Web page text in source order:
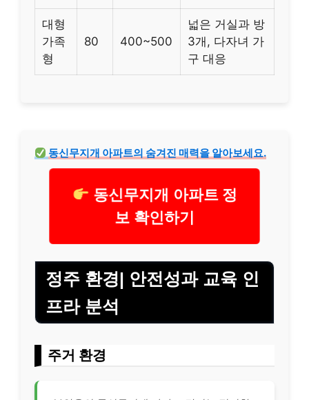
대형
가족
형
80 400~500
넓은 거실과 방
3개, 다자녀 가
구 대응
동신무지개 아파트의 숨겨진 매력을 알아보세요.
동신무지개 아파트 정
보 확인하기
정주 환경| 안전성과 교육 인
프라 분석
주거 환경